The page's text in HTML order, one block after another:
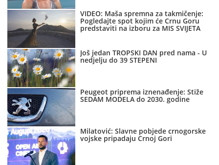
VIDEO: Maša spremna za takmičenje:
Pogledajte spot kojim će Crnu Goru
predstaviti na izboru za MIS SVIJETA
Još jedan TROPSKI DAN pred nama - U
nedjelju do 39 STEPENI
Peugeot priprema iznenađenje: Stiže
SEDAM MODELA do 2030. godine
Milatović: Slavne pobjede crnogorske
vojske pripadaju Crnoj Gori